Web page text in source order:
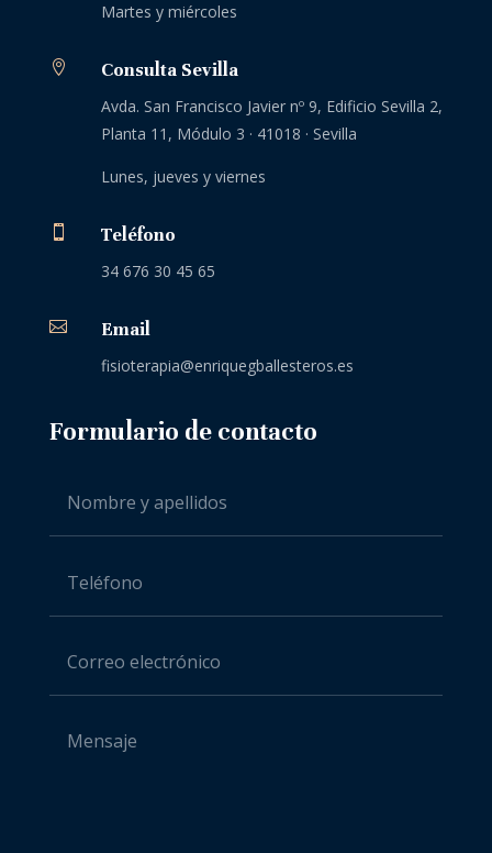
Martes y miércoles
 Consulta Sevilla
Avda. San Francisco Javier nº 9, Edificio Sevilla 2,
Planta 11, Módulo 3 · 41018 · Sevilla
Lunes, jueves y viernes
 Teléfono
34 676 30 45 65
 Email
fisioterapia@enriquegballesteros.es
Formulario de contacto